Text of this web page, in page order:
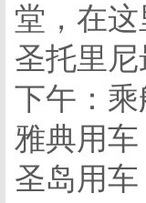
堂，在
圣托里尼
下午：
雅典用
圣岛用